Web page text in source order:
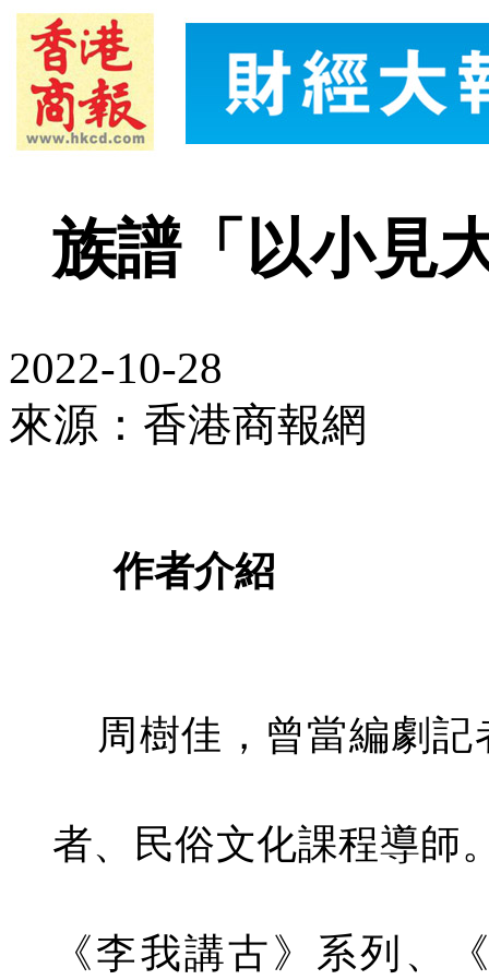
族譜「以小見
2022-10-28
來源：香港商報網
作者介紹
周樹佳，曾當編劇記
者、民俗文化課程導師
《李我講古》系列、